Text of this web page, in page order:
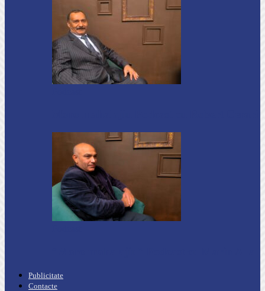
Publicitate
Contacte